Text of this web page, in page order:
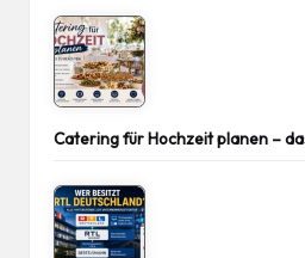
Catering für Hochzeit planen –